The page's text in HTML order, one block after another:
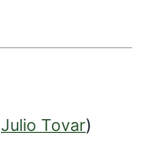
Julio Tovar)